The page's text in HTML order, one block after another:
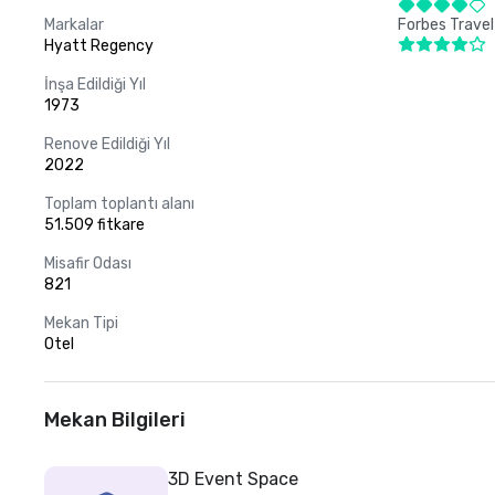
Markalar
Hyatt Regency
İnşa Edildiği Yıl
1973
Renove Edildiği Yıl
2022
Toplam toplantı alanı
51.509 fitkare
Misafir Odası
821
Mekan Tipi
Otel
Forbes
Mekan Bilgileri
3D Event Space